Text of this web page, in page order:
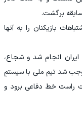
برگشت.
بازیکنان را به آنها
انجام شد و شجاع،
شد تیم ملی با سیستمِ
راست خط دفاعی برود و